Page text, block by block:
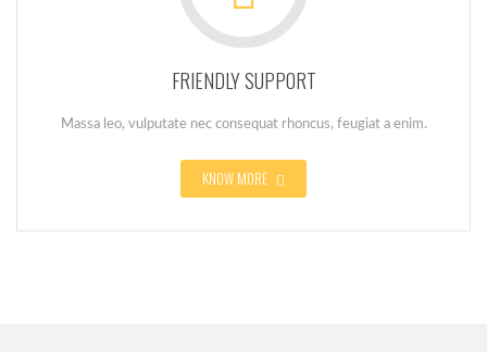
FRIENDLY SUPPORT
Massa leo, vulputate nec consequat rhoncus, feugiat a enim.
KNOW MORE